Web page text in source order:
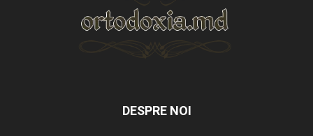
DESPRE NOI